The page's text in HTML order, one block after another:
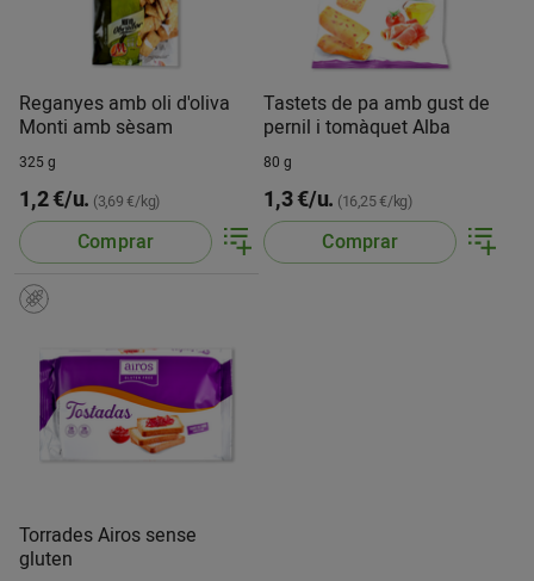
Reganyes amb oli d'oliva
Monti amb sèsam
325 g
1,2 €/u. (3,69 €/kg)
Comprar
Tastets de pa amb gust de
pernil i tomàquet Alba
80 g
1,3 €/u. (16,25 €/kg)
Comprar
Torrades Airos sense
gluten